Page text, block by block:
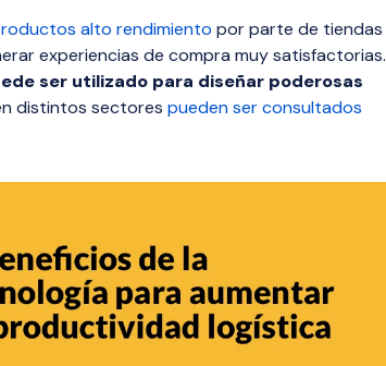
alto rendimiento por parte de tiendas
experiencias de compra muy satisfactorias.
ser utilizado para diseñar poderosas
distintos sectores pueden ser consultados